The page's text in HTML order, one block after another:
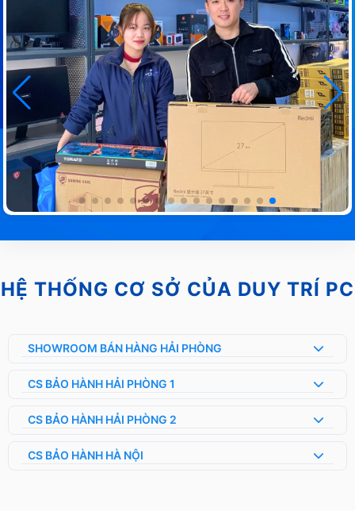
HỆ THỐNG CƠ SỞ CỦA DUY TRÍ PC
SHOWROOM BÁN HÀNG HẢI PHÒNG
CS BẢO HÀNH HẢI PHÒNG 1
CS BẢO HÀNH HẢI PHÒNG 2
CS BẢO HÀNH HÀ NỘI